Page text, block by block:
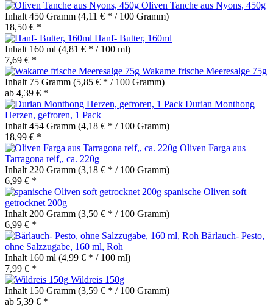
Oliven Tanche aus Nyons, 450g
Inhalt 450 Gramm (4,11 € * / 100 Gramm)
18,50 € *
Hanf- Butter, 160ml
Inhalt 160 ml (4,81 € * / 100 ml)
7,69 € *
Wakame frische Meeresalge 75g
Inhalt 75 Gramm (5,85 € * / 100 Gramm)
ab 4,39 € *
Durian Monthong
Herzen, gefroren, 1 Pack
Inhalt 454 Gramm (4,18 € * / 100 Gramm)
18,99 € *
Oliven Farga aus
Tarragona reif,, ca. 220g
Inhalt 220 Gramm (3,18 € * / 100 Gramm)
6,99 € *
spanische Oliven soft
getrocknet 200g
Inhalt 200 Gramm (3,50 € * / 100 Gramm)
6,99 € *
Bärlauch- Pesto,
ohne Salzzugabe, 160 ml, Roh
Inhalt 160 ml (4,99 € * / 100 ml)
7,99 € *
Wildreis 150g
Inhalt 150 Gramm (3,59 € * / 100 Gramm)
ab 5,39 € *